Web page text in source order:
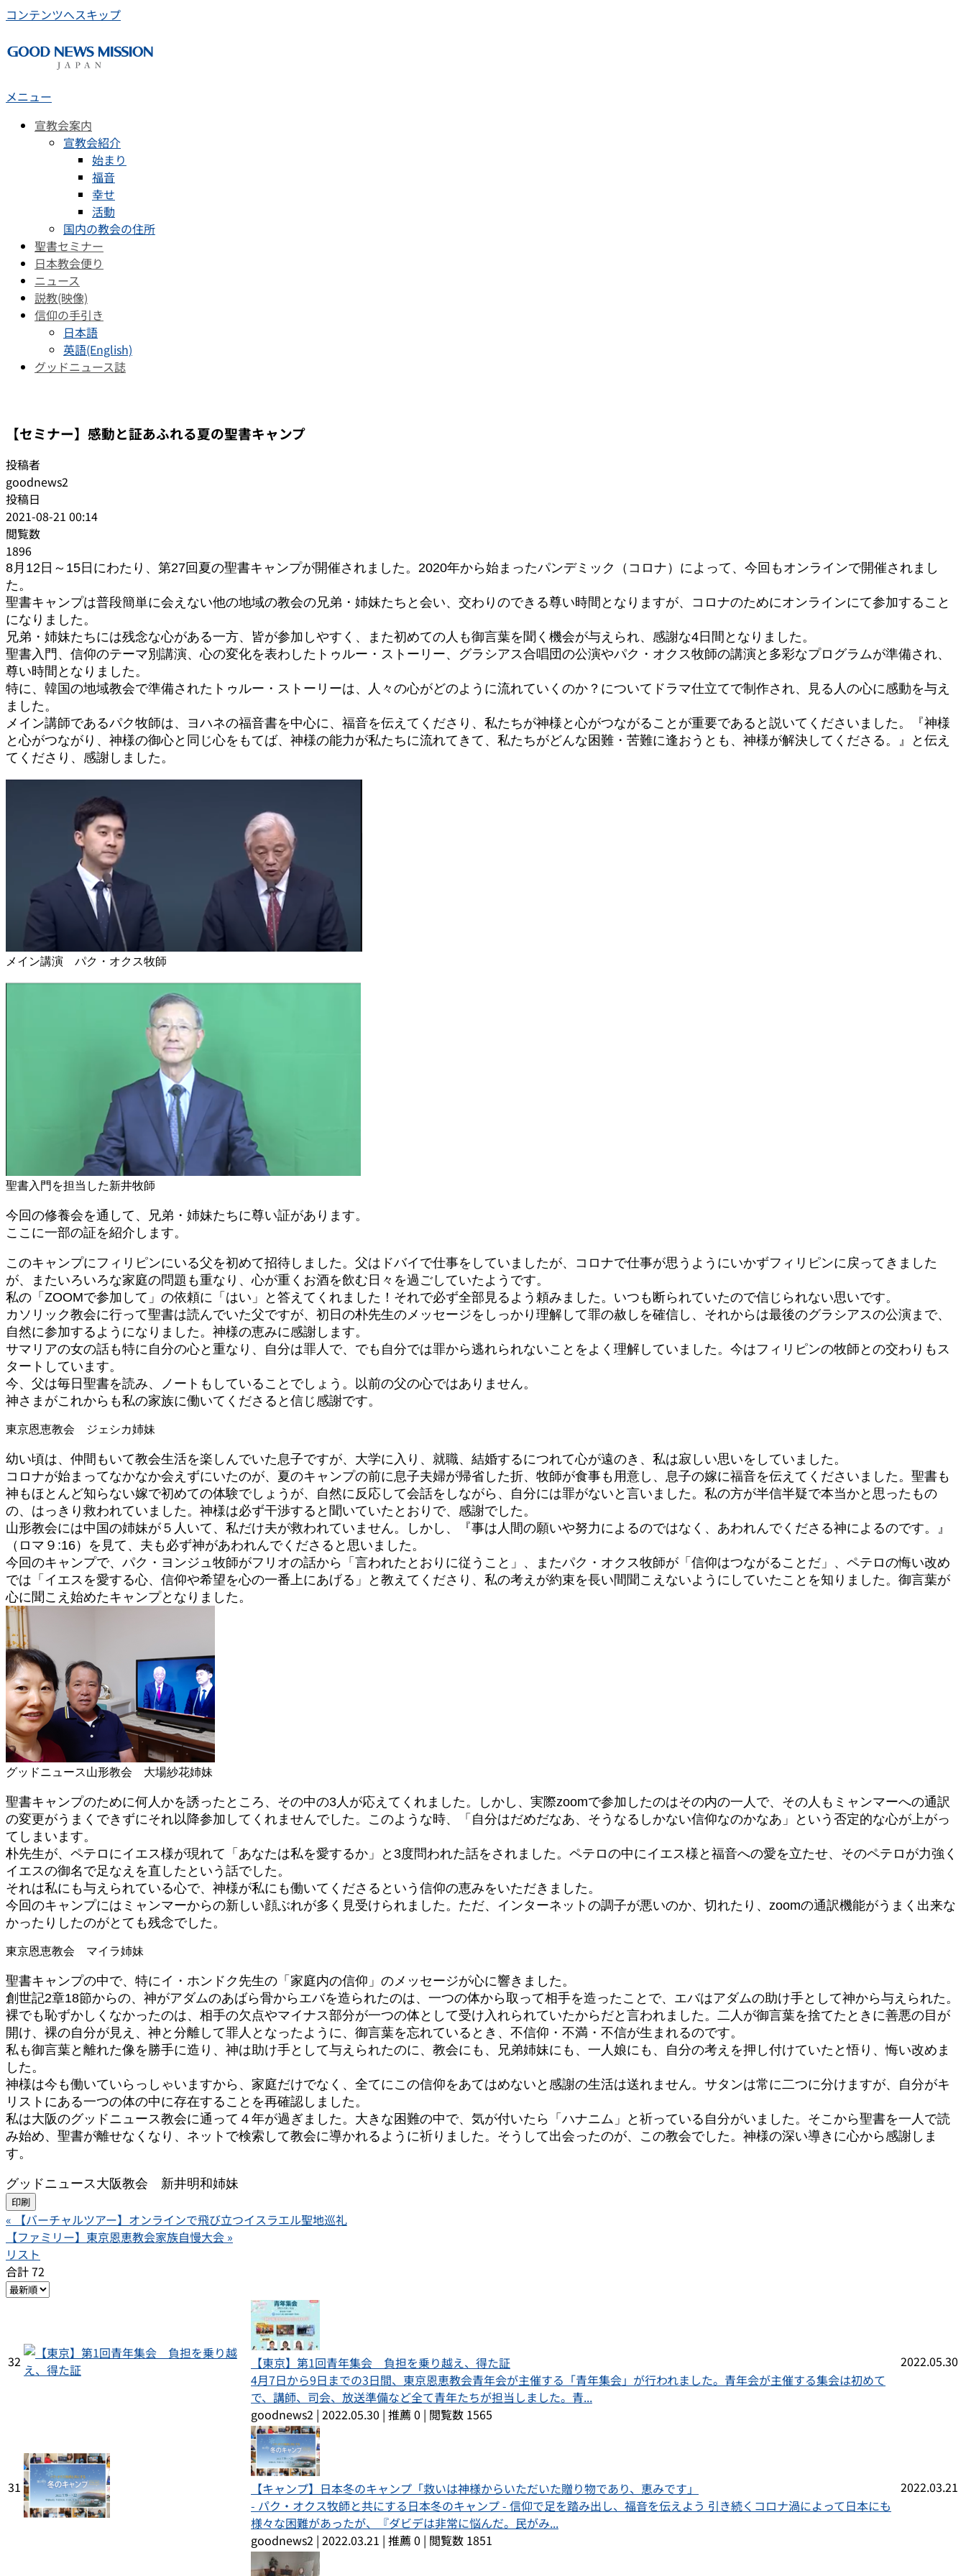
コンテンツへスキップ
メニュー
宣教会案内
宣教会紹介
始まり
福音
幸せ
活動
国内の教会の住所
聖書セミナー
日本教会便り
ニュース
説教(映像)
信仰の手引き
日本語
英語(English)
グッドニュース誌
【セミナー】感動と証あふれる夏の聖書キャンプ
投稿者
goodnews2
投稿日
2021-08-21 00:14
閲覧数
1896
8月12日～15日にわたり、第27回夏の聖書キャンプが開催されました。2020年から始まったパンデミック（コロナ）によって、今回もオンラインで開催されまし
た。
聖書キャンプは普段簡単に会えない他の地域の教会の兄弟・姉妹たちと会い、交わりのできる尊い時間となりますが、コロナのためにオンラインにて参加すること
になりました。
兄弟・姉妹たちには残念な心がある一方、皆が参加しやすく、また初めての人も御言葉を聞く機会が与えられ、感謝な4日間となりました。
聖書入門、信仰のテーマ別講演、心の変化を表わしたトゥルー・ストーリー、グラシアス合唱団の公演やパク・オクス牧師の講演と多彩なプログラムが準備され、
尊い時間となりました。
特に、韓国の地域教会で準備されたトゥルー・ストーリーは、人々の心がどのように流れていくのか？についてドラマ仕立てで制作され、見る人の心に感動を与え
ました。
メイン講師であるパク牧師は、ヨハネの福音書を中心に、福音を伝えてくださり、私たちが神様と心がつながることが重要であると説いてくださいました。『神様
と心がつながり、神様の御心と同じ心をもてば、神様の能力が私たちに流れてきて、私たちがどんな困難・苦難に逢おうとも、神様が解決してくださる。』と伝え
てくださり、感謝しました。
メイン講演 パク・オクス牧師
聖書入門を担当した新井牧師
今回の修養会を通して、兄弟・姉妹たちに尊い証があります。
ここに一部の証を紹介します。
このキャンプにフィリピンにいる父を初めて招待しました。父はドバイで仕事をしていましたが、コロナで仕事が思うようにいかずフィリピンに戻ってきました
が、またいろいろな家庭の問題も重なり、心が重くお酒を飲む日々を過ごしていたようです。
私の「ZOOMで参加して」の依頼に「はい」と答えてくれました！それで必ず全部見るよう頼みました。いつも断られていたので信じられない思いです。
カソリック教会に行って聖書は読んでいた父ですが、初日の朴先生のメッセージをしっかり理解して罪の赦しを確信し、それからは最後のグラシアスの公演まで、
自然に参加するようになりました。神様の恵みに感謝します。
サマリアの女の話も特に自分の心と重なり、自分は罪人で、でも自分では罪から逃れられないことをよく理解していました。今はフィリピンの牧師との交わりもス
タートしています。
今、父は毎日聖書を読み、ノートもしていることでしょう。以前の父の心ではありません。
神さまがこれからも私の家族に働いてくださると信じ感謝です。
東京恩恵教会 ジェシカ姉妹
幼い頃は、仲間もいて教会生活を楽しんでいた息子ですが、大学に入り、就職、結婚するにつれて心が遠のき、私は寂しい思いをしていました。
コロナが始まってなかなか会えずにいたのが、夏のキャンプの前に息子夫婦が帰省した折、牧師が食事も用意し、息子の嫁に福音を伝えてくださいました。聖書も
神もほとんど知らない嫁で初めての体験でしょうが、自然に反応して会話をしながら、自分には罪がないと言いました。私の方が半信半疑で本当かと思ったもの
の、はっきり救われていました。神様は必ず干渉すると聞いていたとおりで、感謝でした。
山形教会には中国の姉妹が５人いて、私だけ夫が救われていません。しかし、『事は人間の願いや努力によるのではなく、あわれんでくださる神によるのです。』
（ロマ９:16）を見て、夫も必ず神があわれんでくださると思いました。
今回のキャンプで、パク・ヨンジュ牧師がフリオの話から「言われたとおりに従うこと」、またパク・オクス牧師が「信仰はつながることだ」、ペテロの悔い改め
では「イエスを愛する心、信仰や希望を心の一番上にあげる」と教えてくださり、私の考えが約束を長い間聞こえないようにしていたことを知りました。御言葉が
心に聞こえ始めたキャンプとなりました。
グッドニュース山形教会 大場紗花姉妹
聖書キャンプのために何人かを誘ったところ、その中の3人が応えてくれました。しかし、実際zoomで参加したのはその内の一人で、その人もミャンマーへの通訳
の変更がうまくできずにそれ以降参加してくれませんでした。このような時、「自分はだめだなあ、そうなるしかない信仰なのかなあ」という否定的な心が上がっ
てしまいます。
朴先生が、ペテロにイエス様が現れて「あなたは私を愛するか」と3度問われた話をされました。ペテロの中にイエス様と福音への愛を立たせ、そのペテロが力強く
イエスの御名で足なえを直したという話でした。
それは私にも与えられている心で、神様が私にも働いてくださるという信仰の恵みをいただきました。
今回のキャンプにはミャンマーからの新しい顔ぶれが多く見受けられました。ただ、インターネットの調子が悪いのか、切れたり、zoomの通訳機能がうまく出来な
かったりしたのがとても残念でした。
東京恩恵教会 マイラ姉妹
聖書キャンプの中で、特にイ・ホンドク先生の「家庭内の信仰」のメッセージが心に響きました。
創世記2章18節からの、神がアダムのあばら骨からエバを造られたのは、一つの体から取って相手を造ったことで、エバはアダムの助け手として神から与えられた。
裸でも恥ずかしくなかったのは、相手の欠点やマイナス部分が一つの体として受け入れられていたからだと言われました。二人が御言葉を捨てたときに善悪の目が
開け、裸の自分が見え、神と分離して罪人となったように、御言葉を忘れているとき、不信仰・不満・不信が生まれるのです。
私も御言葉と離れた像を勝手に造り、神は助け手として与えられたのに、教会にも、兄弟姉妹にも、一人娘にも、自分の考えを押し付けていたと悟り、悔い改めま
した。
神様は今も働いていらっしゃいますから、家庭だけでなく、全てにこの信仰をあてはめないと感謝の生活は送れません。サタンは常に二つに分けますが、自分がキ
リストにある一つの体の中に存在することを再確認しました。
私は大阪のグッドニュース教会に通って４年が過ぎました。大きな困難の中で、気が付いたら「ハナニム」と祈っている自分がいました。そこから聖書を一人で読
み始め、聖書が離せなくなり、ネットで検索して教会に導かれるように祈りました。そうして出会ったのが、この教会でした。神様の深い導きに心から感謝しま
す。
グッドニュース大阪教会 新井明和姉妹
印刷
«
【バーチャルツアー】オンラインで飛び立つイスラエル聖地巡礼
【ファミリー】東京恩恵教会家族自慢大会 »
リスト
合計 72
32
【東京】第1回青年集会 負担を乗り越え、得た証
4月7日から9日までの3日間、東京恩恵教会青年会が主催する「青年集会」が行われました。青年会が主催する集会は初めて
で、講師、司会、放送準備など全て青年たちが担当しました。青...
goodnews2 | 2022.05.30 | 推薦 0 | 閲覧数 1565
2022.05.30
31
【キャンプ】日本冬のキャンプ「救いは神様からいただいた贈り物であり、恵みです」
- パク・オクス牧師と共にする日本冬のキャンプ - 信仰で足を踏み出し、福音を伝えよう 引き続くコロナ渦によって日本にも
様々な困難があったが、『ダビデは非常に悩んだ。民がみ...
goodnews2 | 2022.03.21 | 推薦 0 | 閲覧数 1851
2022.03.21